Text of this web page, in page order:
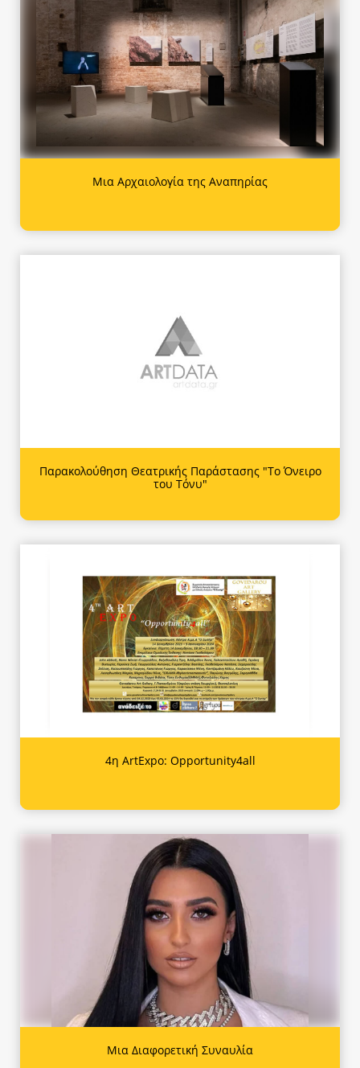
Μια Αρχαιολογία της Αναπηρίας
Παρακολούθηση Θεατρικής Παράστασης "Το Όνειρο
του Τόνυ"
4η ArtExpo: Opportunity4all
Μια Διαφορετική Συναυλία